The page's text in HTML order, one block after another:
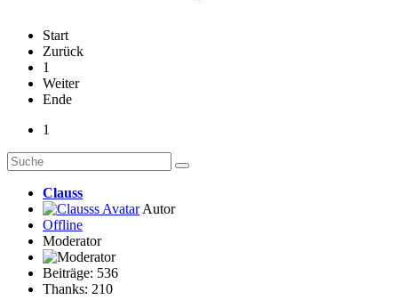
Start
Zurück
1
Weiter
Ende
1
Clauss
Autor
Offline
Moderator
Beiträge: 536
Thanks: 210